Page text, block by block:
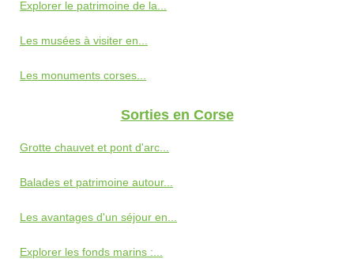
Explorer le patrimoine de la...
Les musées à visiter en...
Les monuments corses...
Sorties en Corse
Grotte chauvet et pont d'arc...
Balades et patrimoine autour...
Les avantages d'un séjour en...
Explorer les fonds marins :...